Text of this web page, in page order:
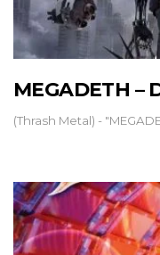
MEGADETH –
(Thrash Metal) -